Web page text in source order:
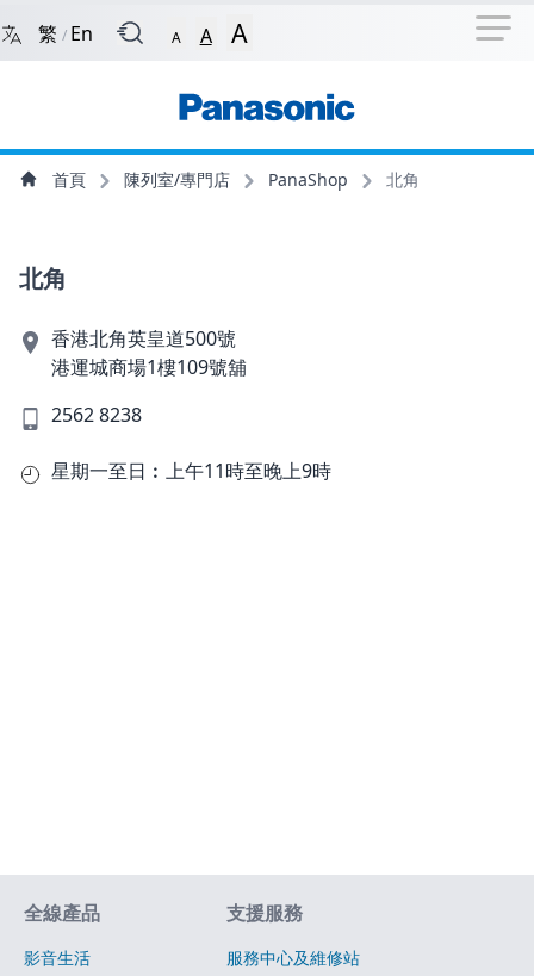
回到首頁 跳到捷徑選項 跳至
繁 / En A A A
主導航選單
主內容 首頁 陳列室/專門店 PanaShop 北角
北角
香港北角英皇道500號
港運城商場1樓109號舖
2562 8238
星期一至日︰上午11時至晚上9時
網站指南
全線產品
影音生活
支援服務
服務中心及維修站